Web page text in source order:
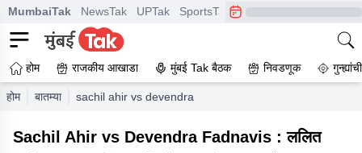
MumbaiTak NewsTak UPTak SportsTak CrimeTak
होम राजकीय आखाडा मुंबई Tak बैठक निवडणूक
होम बातम्या sachil ahir vs devendra fadnavis lalit patil case heated
Sachil Ahir vs Devendra Fadnavis : ललित